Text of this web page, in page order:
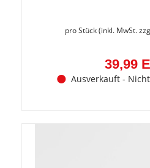
pro Stück (inkl. MwSt.
39,99
Ausverkauft -